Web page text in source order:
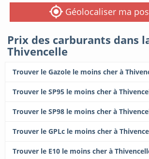
Géolocaliser ma
Prix des carburants dans
Thivencelle
Trouver le Gazole le moins cher à
Trouver le SP95 le moins cher à
Trouver le SP98 le moins cher à
Trouver le GPLc le moins cher à
Trouver le E10 le moins cher à